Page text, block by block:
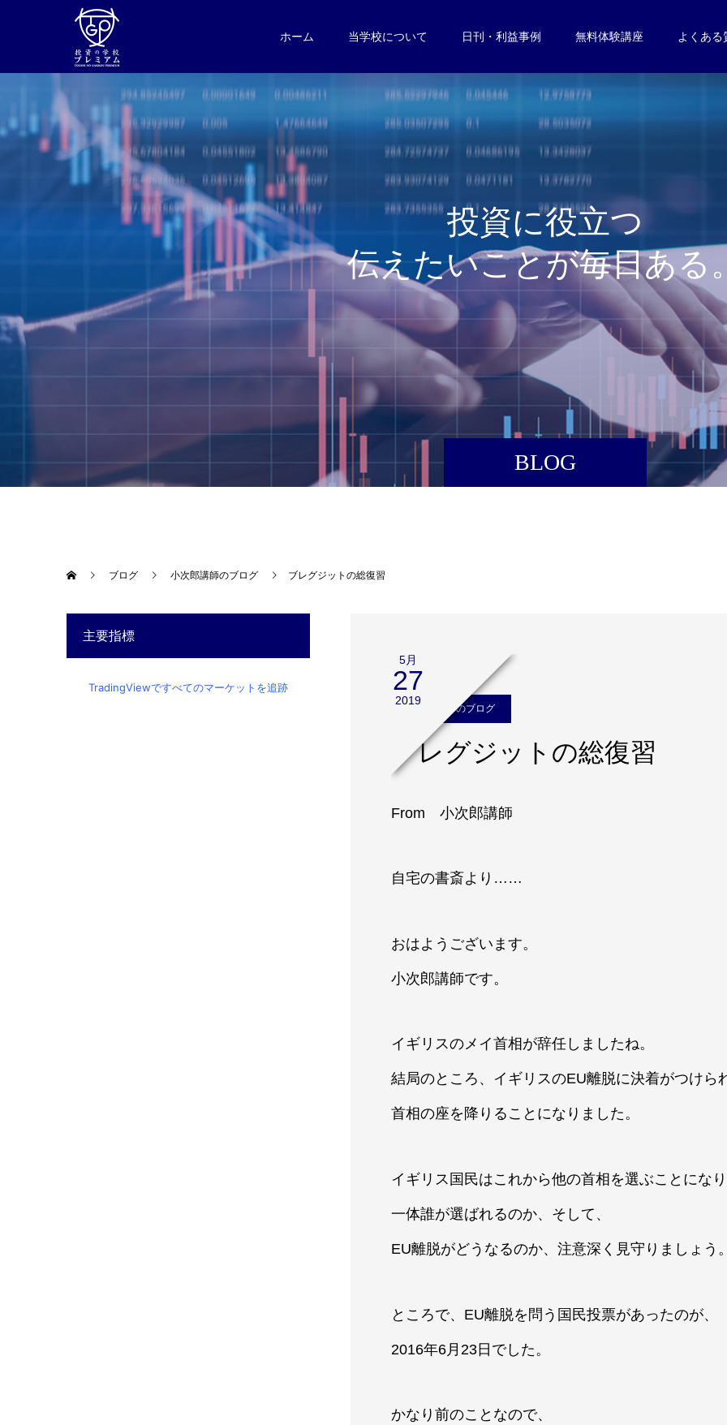
ホーム 当学校について 日刊・利益事例 無料体験講座 よくある
BLOG
投資に役立つ
伝え たいことが毎日あ る 。
ブログ 小次郎講師のブログ ブレグジットの総復習
5月
27
2019
小次郎講師のブログ
ブレグジットの総復習
From 小次郎講師
自宅の書斎より……
おはようございます。
小次郎講師です。
イギリスのメイ首相が辞任しましたね。
結局のところ、イギリスのEU離脱に決着がつけら
首相の座を降りることになりました。
イギリス国民はこれから他の首相を選ぶことになり
一体誰が選ばれるのか、そして、
EU離脱がどうなるのか、注意深く見守りましょう。
ところで、EU離脱を問う国民投票があったのが、
2016年6月23日でした。
かなり前のことなので、
主要指標
TradingViewですべてのマーケットを追跡